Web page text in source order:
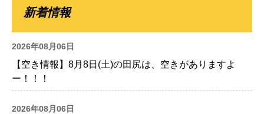
新着情報
2026年08月06日
【空き情報】8月8日(土)の田尻は、空きがありますよ
ー！！！
2026年08月06日